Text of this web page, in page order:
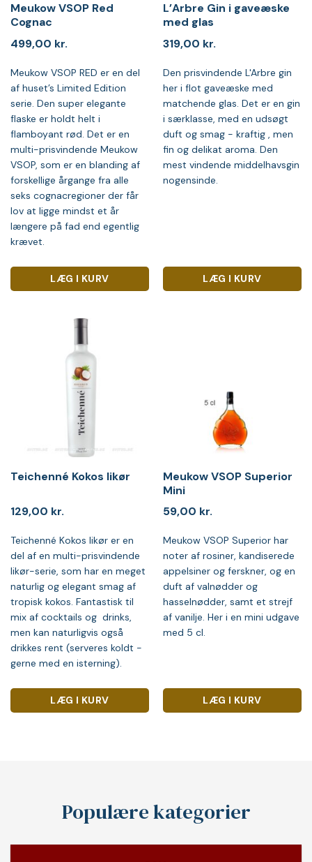
Meukow VSOP Red
Cognac
499,00 kr.
Meukow VSOP RED er en del
af huset’s Limited Edition
serie. Den super elegante
flaske er holdt helt i
flamboyant rød. Det er en
multi-prisvindende Meukow
VSOP, som er en blanding af
forskellige årgange fra alle
seks cognacregioner der får
lov at ligge mindst et år
længere på fad end egentlig
krævet.
LÆG I KURV
L’Arbre Gin i gaveæske
med glas
319,00 kr.
Den prisvindende L'Arbre gin
her i flot gaveæske med
matchende glas. Det er en gin
i særklasse, med en udsøgt
duft og smag - kraftig , men
fin og delikat aroma. Den
mest vindende middelhavsgin
nogensinde.
LÆG I KURV
Teichenné Kokos likør
129,00 kr.
Teichenné Kokos likør er en
del af en multi-prisvindende
likør-serie, som har en meget
naturlig og elegant smag af
tropisk kokos. Fantastisk til
mix af cocktails og drinks,
men kan naturligvis også
drikkes rent (serveres koldt -
gerne med en isterning).
LÆG I KURV
Meukow VSOP Superior
Mini
59,00 kr.
Meukow VSOP Superior har
noter af rosiner, kandiserede
appelsiner og ferskner, og en
duft af valnødder og
hasselnødder, samt et strejf
af vanilje. Her i en mini udgave
med 5 cl.
LÆG I KURV
Populære kategorier